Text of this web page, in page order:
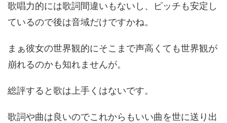
歌唱力的には歌詞間違いもないし、ピッチも安定し
ているので後は音域だけですかね。
まぁ彼女の世界観的にそこまで声高くても世界観が
崩れるのかも知れませんが。
総評すると歌は上手くはないです。
歌詞や曲は良いのでこれからもいい曲を世に送り出